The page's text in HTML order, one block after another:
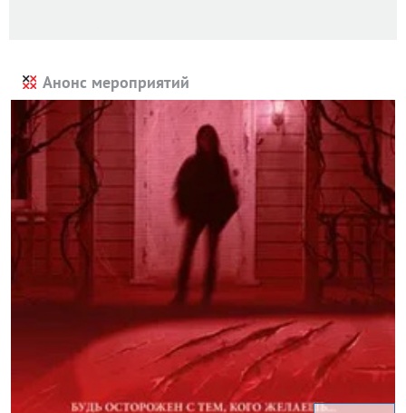
Анонс мероприятий